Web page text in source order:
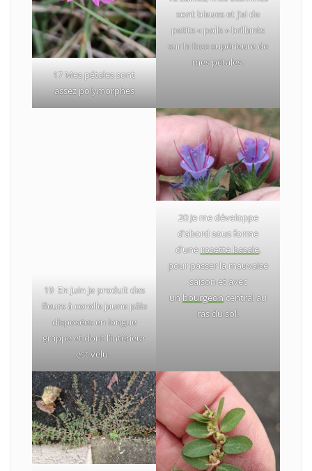
17 Mes pétales sont
assez polymorphes
sont bleues et j’ai de
petits « poils » brillants
sur la face supérieure de
mes pétales.
19 En juin je produit des
fleurs à corolle jaune pâle
disposées en longue
grappe et dont l’intérieur
est velu.
20 Je me développe
d’abord sous forme
d’unerosette basale,
pour passer la mauvaise
saison et avec
unbourgeoncentral au
ras du sol.